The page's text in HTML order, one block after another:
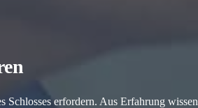
Schlosses erfordern. Aus Erfahrung wissen